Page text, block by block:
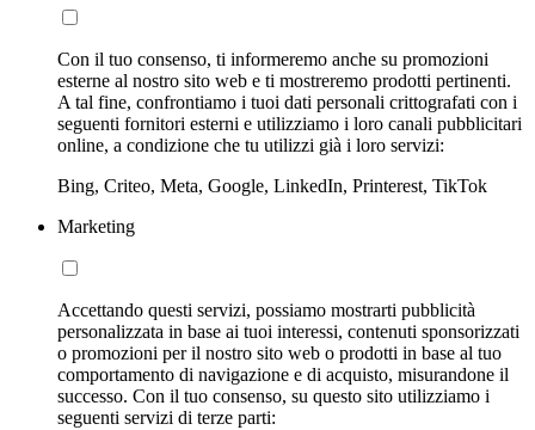
Con il tuo consenso, ti informeremo anche su promozioni
esterne al nostro sito web e ti mostreremo prodotti pertinenti.
A tal fine, confrontiamo i tuoi dati personali crittografati con i
seguenti fornitori esterni e utilizziamo i loro canali pubblicitari
online, a condizione che tu utilizzi già i loro servizi:
Bing, Criteo, Meta, Google, LinkedIn, Printerest, TikTok
Marketing
Accettando questi servizi, possiamo mostrarti pubblicità
personalizzata in base ai tuoi interessi, contenuti sponsorizzati
o promozioni per il nostro sito web o prodotti in base al tuo
comportamento di navigazione e di acquisto, misurandone il
successo. Con il tuo consenso, su questo sito utilizziamo i
seguenti servizi di terze parti: